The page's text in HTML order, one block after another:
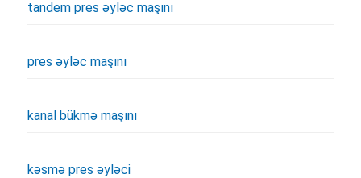
tandem pres əyləc maşını
pres əyləc maşını
kanal bükmə maşını
kəsmə pres əyləci